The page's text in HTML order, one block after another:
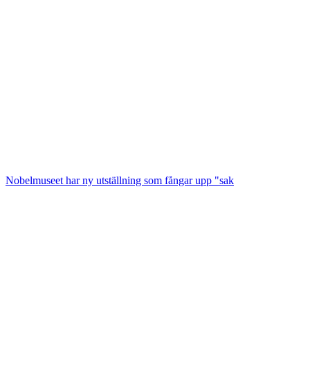
Nobelmuseet har ny utställning som fångar upp "sak